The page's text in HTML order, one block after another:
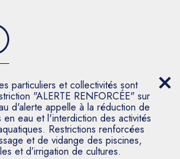
particuliers et collectivités sont
"ALERTE RENFORCÉE" sur
d'alerte appelle à la réduction de
en eau et l'interdiction des activités
Restrictions renforcées
et de vidange des piscines,
et d’irrigation de cultures.